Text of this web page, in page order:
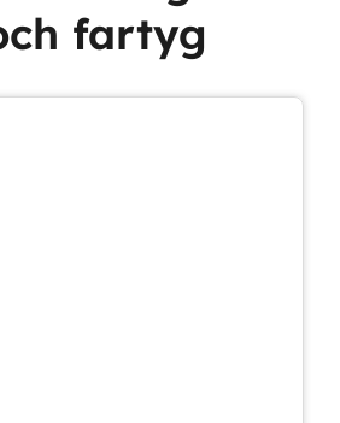
fartyg